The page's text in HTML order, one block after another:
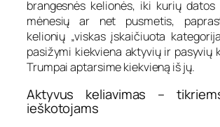
brangesnės kelionės, iki kurių
mėnesių ar net pusmetis,
kelionių „viskas įskaičiuota
pasižymi kiekviena aktyvių ir pasyvių
Trumpai aptarsime kiekvieną iš jų.
Aktyvus keliavimas –
ieškotojams